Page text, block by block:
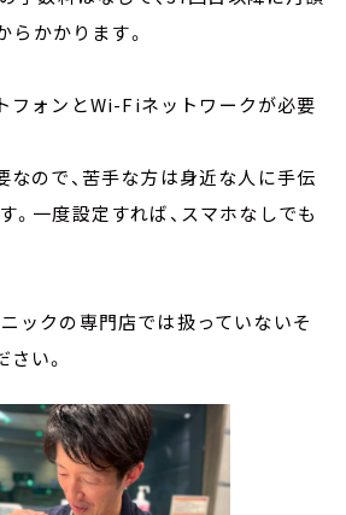
かかります。
フォンとWi-Fiネットワークが必要
ので、苦手な方は身近な人に手伝
。一度設定すれば、スマホなしでも
ックの専門店では扱っていないそ
い。